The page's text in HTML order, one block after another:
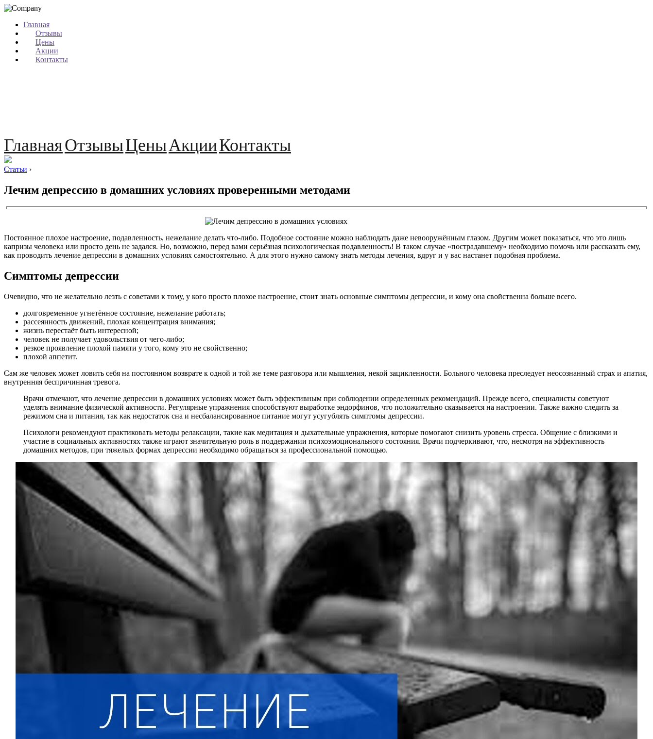
Главная
Отзывы
Цены
Акции
Контакты
ГлавнаяОтзывыЦеныАкцииКонтакты
Статьи ›
Лечим депрессию в домашних условиях проверенными методами
Постоянное плохое настроение, подавленность, нежелание делать что-либо. Подобное состояние можно наблюдать даже невооружённым глазом. Другим может показаться, что это лишь
капризы человека или просто день не задался. Но, возможно, перед вами серьёзная психологическая подавленность! В таком случае «пострадавшему» необходимо помочь или рассказать ему,
как проводить лечение депрессии в домашних условиях самостоятельно. А для этого нужно самому знать методы лечения, вдруг и у вас настанет подобная проблема.
Симптомы депрессии
Очевидно, что не желательно лезть с советами к тому, у кого просто плохое настроение, стоит знать основные симптомы депрессии, и кому она свойственна больше всего.
долговременное угнетённое состояние, нежелание работать;
рассеянность движений, плохая концентрация внимания;
жизнь перестаёт быть интересной;
человек не получает удовольствия от чего-либо;
резкое проявление плохой памяти у того, кому это не свойственно;
плохой аппетит.
Сам же человек может ловить себя на постоянном возврате к одной и той же теме разговора или мышления, некой зацикленности. Больного человека преследует неосознанный страх и апатия,
внутренняя беспричинная тревога.
Врачи отмечают, что лечение депрессии в домашних условиях может быть эффективным при соблюдении определенных рекомендаций. Прежде всего, специалисты советуют
уделять внимание физической активности. Регулярные упражнения способствуют выработке эндорфинов, что положительно сказывается на настроении. Также важно следить за
режимом сна и питания, так как недостаток сна и несбалансированное питание могут усугублять симптомы депрессии.
Психологи рекомендуют практиковать методы релаксации, такие как медитация и дыхательные упражнения, которые помогают снизить уровень стресса. Общение с близкими и
участие в социальных активностях также играют значительную роль в поддержании психоэмоционального состояния. Врачи подчеркивают, что, несмотря на эффективность
домашних методов, при тяжелых формах депрессии необходимо обращаться за профессиональной помощью.